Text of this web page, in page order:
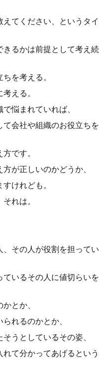
てください、というタイ
きるかは前提として考え続
を考える。
える。
悩まれていれば、
会社や組織のお役立ちを
です。
が正しいのかどうか、
けれども。
れは。
その人が役割を担ってい
いるその人に値切らいを
とか、
れるのかとか、
うとしているその姿、
て分かってあげるという